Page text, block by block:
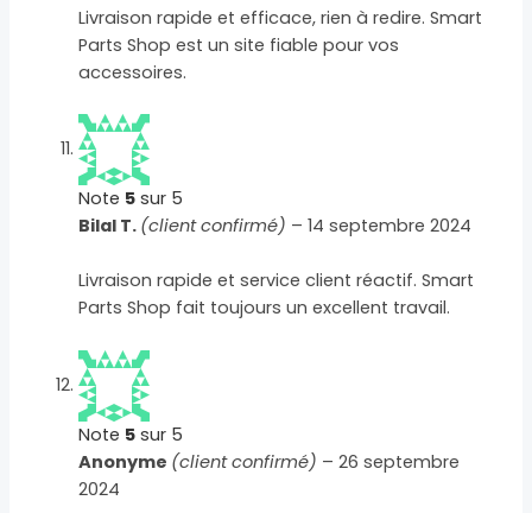
Livraison rapide et efficace, rien à redire. Smart
Parts Shop est un site fiable pour vos
accessoires.
Note 5 sur 5
Bilal T. (client confirmé) – 14 septembre 2024
Livraison rapide et service client réactif. Smart
Parts Shop fait toujours un excellent travail.
Note 5 sur 5
Anonyme (client confirmé) – 26 septembre
2024